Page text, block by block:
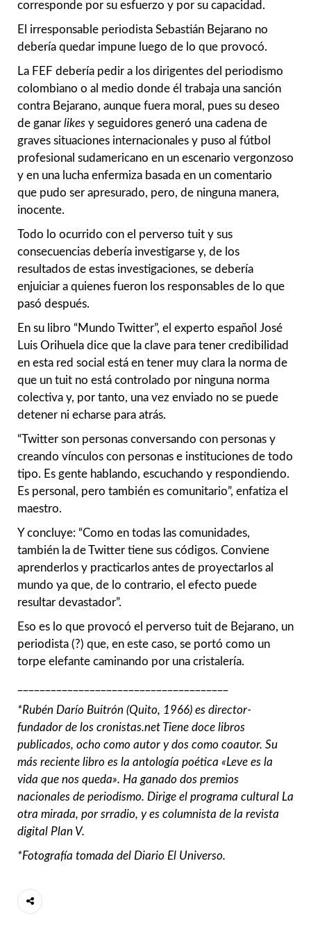
corresponde por su esfuerzo y por su capacidad.
El irresponsable periodista Sebastián Bejarano no
debería quedar impune luego de lo que provocó.
La FEF debería pedir a los dirigentes del periodismo
colombiano o al medio donde él trabaja una sanción
contra Bejarano, aunque fuera moral, pues su deseo
de ganar likes y seguidores generó una cadena de
graves situaciones internacionales y puso al fútbol
profesional sudamericano en un escenario vergonzoso
y en una lucha enfermiza basada en un comentario
que pudo ser apresurado, pero, de ninguna manera,
inocente.
Todo lo ocurrido con el perverso tuit y sus
consecuencias debería investigarse y, de los
resultados de estas investigaciones, se debería
enjuiciar a quienes fueron los responsables de lo que
pasó después.
En su libro “Mundo Twitter”, el experto español José
Luis Orihuela dice que la clave para tener credibilidad
en esta red social está en tener muy clara la norma de
que un tuit no está controlado por ninguna norma
colectiva y, por tanto, una vez enviado no se puede
detener ni echarse para atrás.
“Twitter son personas conversando con personas y
creando vínculos con personas e instituciones de todo
tipo. Es gente hablando, escuchando y respondiendo.
Es personal, pero también es comunitario”, enfatiza el
maestro.
Y concluye: “Como en todas las comunidades,
también la de Twitter tiene sus códigos. Conviene
aprenderlos y practicarlos antes de proyectarlos al
mundo ya que, de lo contrario, el efecto puede
resultar devastador”.
Eso es lo que provocó el perverso tuit de Bejarano, un
periodista (?) que, en este caso, se portó como un
torpe elefante caminando por una cristalería.
*Rubén Darío Buitrón (Quito, 1966) es director-
fundador de los cronistas.net Tiene doce libros
publicados, ocho como autor y dos como coautor. Su
más reciente libro es la antología poética «Leve es la
vida que nos queda». Ha ganado dos premios
nacionales de periodismo. Dirige el programa cultural La
otra mirada, por srradio, y es columnista de la revista
digital Plan V.
*Fotografía tomada del Diario El Universo.